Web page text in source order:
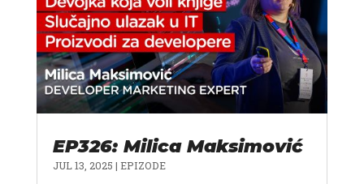
EP326: Milica Maksimović
JUL 13, 2025 | EPIZODE